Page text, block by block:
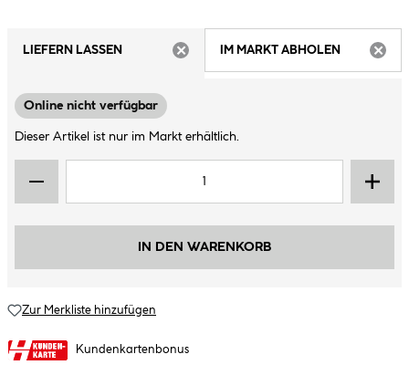
LIEFERN LASSEN
IM MARKT ABHOLEN
Online nicht verfügbar
Dieser Artikel ist nur im Markt erhältlich.
IN DEN WARENKORB
Zur Merkliste hinzufügen
Kundenkartenbonus